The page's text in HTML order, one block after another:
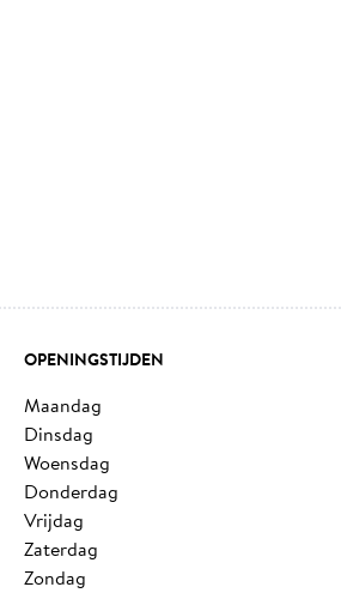
OPENINGSTIJDEN
maandag
dinsdag
woensdag
donderdag
vrijdag
zaterdag
zondag